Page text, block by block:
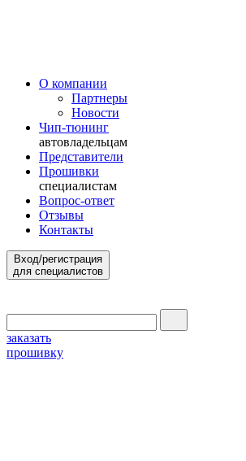
О компании
Партнеры
Новости
Чип-тюнинг
автовладельцам
Представители
Прошивки
специалистам
Вопрос-ответ
Отзывы
Контакты
Вход/регистрация
для специалистов
заказать
прошивку